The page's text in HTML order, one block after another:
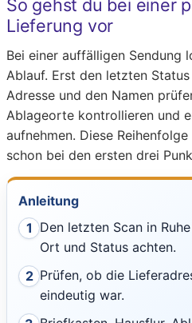
So gehst du bei einer
Lieferung vor
Bei einer auffälligen Sendung
Ablauf. Erst den letzten
Adresse und den Namen
Ablageorte kontrollieren und
aufnehmen. Diese
schon bei den ersten drei
Anleitung
1 Den letzten Scan in
Ort und Status achten.
2 Prüfen, ob die
eindeutig war.